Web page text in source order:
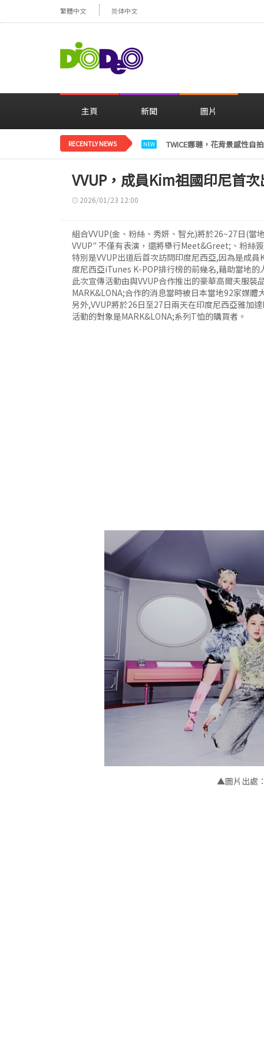
繁體中文 简体中文
主頁 新聞 圖片
RECENTLY NEWS NEW TWICE娜璉，花背景感性自
VVUP，成員Kim祖國印尼首
2026/01/23 12:00
組合VVUP(金、粉絲、秀妍、智允)將於26~27日(
VVUP" 不僅有表演，還將舉行Meet&Greet;、粉絲
特別是VVUP出道后首次訪問印度尼西亞,因為是成
度尼西亞iTunes K-POP排行榜的前幾名,藉助當地的
此次宣傳活動由與VVUP合作推出的豪華高爾夫服裝
MARK&LONA;合作的消息當時被日本當地92家媒體
另外,VVUP將於26日至27日兩天在印度尼西亞雅
活動的對象是MARK&LONA;系列T恤的購買者。
▲圖片出處